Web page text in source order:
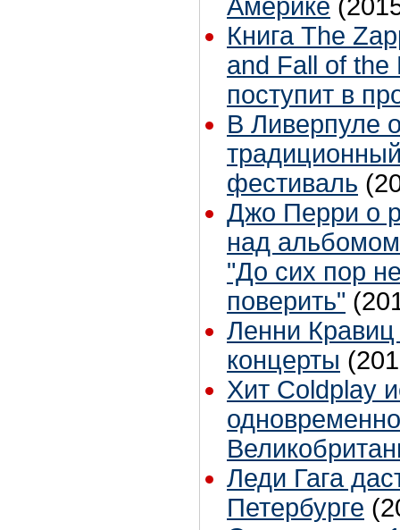
Америке
Книга The
and Fall of the
поступит в
В Ливерпуле
фестиваль
Джо Перри о
над
"До сих пор
поверить"
Ленни Кравиц
концерты
Хит Coldplay
Леди Гага
Петербурге